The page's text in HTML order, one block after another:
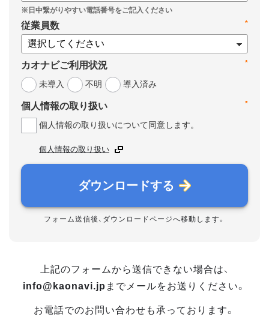
*
従業員数
*
カオナビご利用状況
未導入
不明 導入済み
*
個人情報の取り扱い
個人情報の取り扱いについて同意します。
個人情報の取り扱い
ダウンロードする
フォーム送信後、ダウンロードページへ移動します。
上記のフォームから送信できない場合は、
info@kaonavi.jp までメールをお送りください。
お電話でのお問い合わせも承っております。